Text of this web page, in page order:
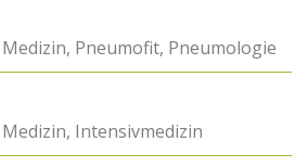
Pneumofit, Pneumologie
Intensivmedizin